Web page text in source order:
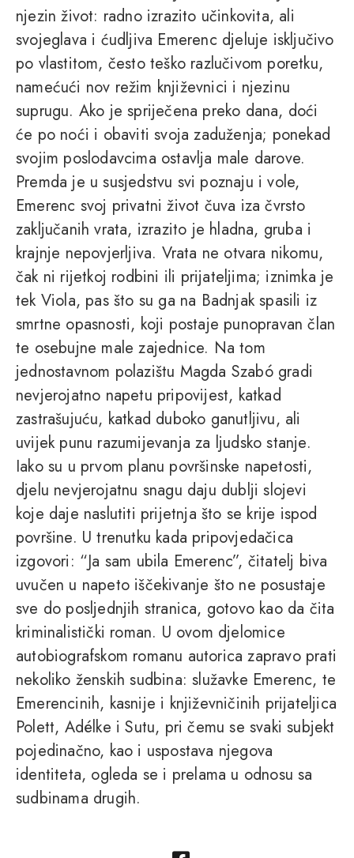
njezin život: radno izrazito učinkovita, ali
svojeglava i ćudljiva Emerenc djeluje isključivo
po vlastitom, često teško razlučivom poretku,
namećući nov režim književnici i njezinu
suprugu. Ako je spriječena preko dana, doći
će po noći i obaviti svoja zaduženja; ponekad
svojim poslodavcima ostavlja male darove.
Premda je u susjedstvu svi poznaju i vole,
Emerenc svoj privatni život čuva iza čvrsto
zaključanih vrata, izrazito je hladna, gruba i
krajnje nepovjerljiva. Vrata ne otvara nikomu,
čak ni rijetkoj rodbini ili prijateljima; iznimka je
tek Viola, pas što su ga na Badnjak spasili iz
smrtne opasnosti, koji postaje punopravan član
te osebujne male zajednice. Na tom
jednostavnom polazištu Magda Szabó gradi
nevjerojatno napetu pripovijest, katkad
zastrašujuću, katkad duboko ganutljivu, ali
uvijek punu razumijevanja za ljudsko stanje.
Iako su u prvom planu površinske napetosti,
djelu nevjerojatnu snagu daju dublji slojevi
koje daje naslutiti prijetnja što se krije ispod
površine. U trenutku kada pripovjedačica
izgovori: “Ja sam ubila Emerenc”, čitatelj biva
uvučen u napeto iščekivanje što ne posustaje
sve do posljednjih stranica, gotovo kao da čita
kriminalistički roman. U ovom djelomice
autobiografskom romanu autorica zapravo prati
nekoliko ženskih sudbina: služavke Emerenc, te
Emerencinih, kasnije i književničinih prijateljica
Polett, Adélke i Sutu, pri čemu se svaki subjekt
pojedinačno, kao i uspostava njegova
identiteta, ogleda se i prelama u odnosu sa
sudbinama drugih.